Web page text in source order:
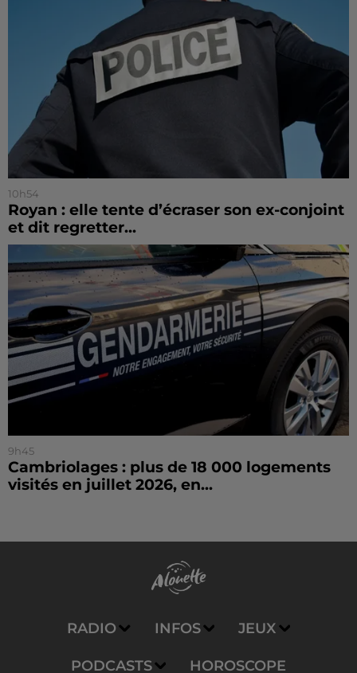
10h54
Royan : elle tente d’écraser son ex-conjoint
et dit regretter...
9h45
Cambriolages : plus de 18 000 logements
visités en juillet 2026, en...
RADIO INFOS JEUX
PODCASTS HOROSCOPE